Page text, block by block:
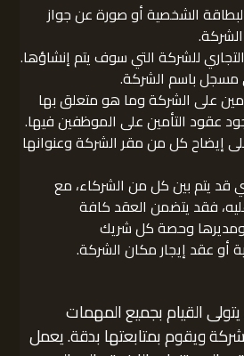
الشخصية أو صورة عن جواز
للشركة التي سوف يتم إنشاؤها.
باسم الشركة.
على الشركة وما هو متعلق بها
عقود التأمين على الموظفين فيها.
إيضاح كل من مقر الشركة وعنوانها
قد يتم بين كل من الشركاء، مع
فقد يتضمن العقد كافة
وحصة كل شريك
أو عقد إيجار مكان الشركة.
القيام بجميع المهمات
ويقوم بمتابعتها بدقة. يعمل